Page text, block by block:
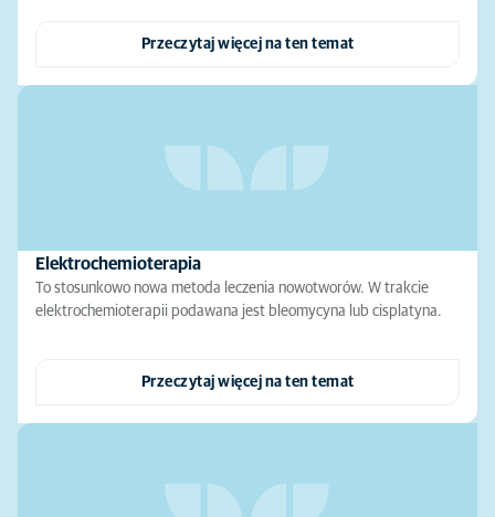
Przeczytaj więcej na ten temat
Elektrochemioterapia
To stosunkowo nowa metoda leczenia nowotworów. W trakcie
elektrochemioterapii podawana jest bleomycyna lub cisplatyna.
Przeczytaj więcej na ten temat